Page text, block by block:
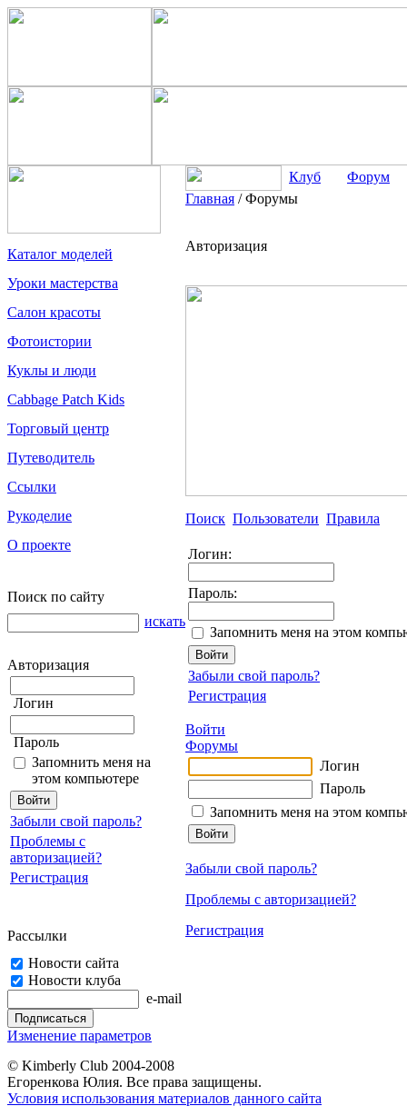
Каталог моделей
Уроки мастерства
Салон красоты
Фотоистории
Куклы и люди
Cabbage Patch Kids
Торговый центр
Путеводитель
Ссылки
Рукоделие
О проекте
Поиск по сайту
искать
Авторизация
Логин
Пароль
Запомнить меня на
этом компьютере
Забыли свой пароль?
Проблемы с
авторизацией?
Регистрация
Рассылки
Новости сайта
Новости клуба
e-mail
Изменение параметров
Клуб
Форум
Главная /Форумы
Авторизация
Поиск Пользователи Правила
Логин:
Пароль:
Запомнить меня на этом
Забыли свой пароль?
Регистрация
Войти
Форумы
Логин
Пароль
Запомнить меня на этом
Забыли свой пароль?
Проблемы с авторизацией?
Регистрация
© Kimberly Club 2004-2008
Егоренкова Юлия. Все права защищены.
Условия использования материалов данного сайта